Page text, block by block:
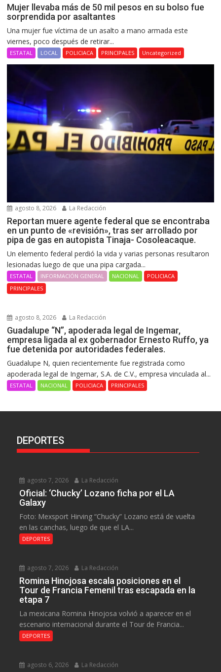
Mujer llevaba más de 50 mil pesos en su bolso fue
sorprendida por asaltantes
Una mujer fue víctima de un asalto a mano armada este
viernes, poco después de retirar...
ESTATAL LOCAL POLICIACA PRINCIPALES Uncategorized
agosto 8, 2026 La Redacción
Reportan muere agente federal que se encontraba
en un punto de «revisión», tras ser arrollado por
pipa de gas en autopista Tinaja- Cosoleacaque.
Un elemento federal perdió la vida y varias personas resultaron
lesionadas luego de que una pipa cargada...
ESTATAL INFORMACIÓN GENERAL NACIONAL
POLICIACA
PRINCIPALES
agosto 8, 2026 La Redacción
Guadalupe “N”, apoderada legal de Ingemar,
empresa ligada al ex gobernador Ernesto Ruffo, ya
fue detenida por autoridades federales.
Guadalupe N, quien recientemente fue registrada como
apoderada legal de Ingemar, S.A. de C.V., empresa vinculada al...
ESTATAL NACIONAL POLICIACA PRINCIPALES
DEPORTES
agosto 7, 2026 La Redacción
Oficial: ‘Chucky’ Lozano ficha por el LA
Galaxy
Foto: Mexsport Hirving “Chucky” Lozano está de vuelta
en las canchas, luego de que el LA...
DEPORTES
agosto 7, 2026 La Redacción
Romina Hinojosa escala posiciones en el
Tour de Francia Femenil tras escapada en la
etapa 7
La mexicana Romina Hinojosa volvió a aparecer en el
escenario internacional durante el Tour de Francia...
DEPORTES
agosto 6, 2026 La Redacción